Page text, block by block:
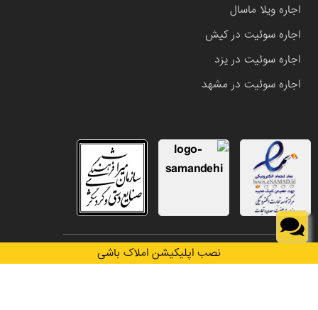
نصب اپلیکیشن املاک باشی
اجاره ویلا ماسال
اجاره سوئیت در کیش
اجاره سوئیت در یزد
اجاره سوئیت در مشهد
تمامی حقوق این وب سایت متعلق به املاک باشی می باشد.